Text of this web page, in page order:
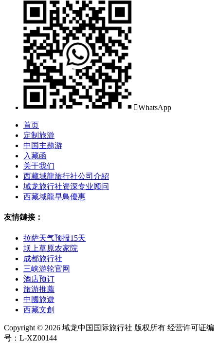
WhatsApp
首页
定制旅游
中国主题游
入藏函
关于我们
西藏域龍旅行社公司介紹
域龙旅行社资深专业顾问
西藏域龍早鳥優惠
友情鏈接：
拉萨天气预报15天
坝上草原农家院
成都旅行社
三峡游轮官网
酒店预订
旅游推薦
中國旅遊
西藏文創
Copyright © 2026 域龙中国国际旅行社 版权所有 经营许可证编
号：L-XZ00144